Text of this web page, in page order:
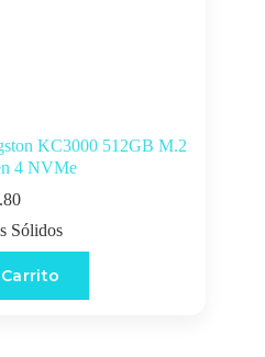
KC3000 512GB M.2
4 NVMe
Sólidos